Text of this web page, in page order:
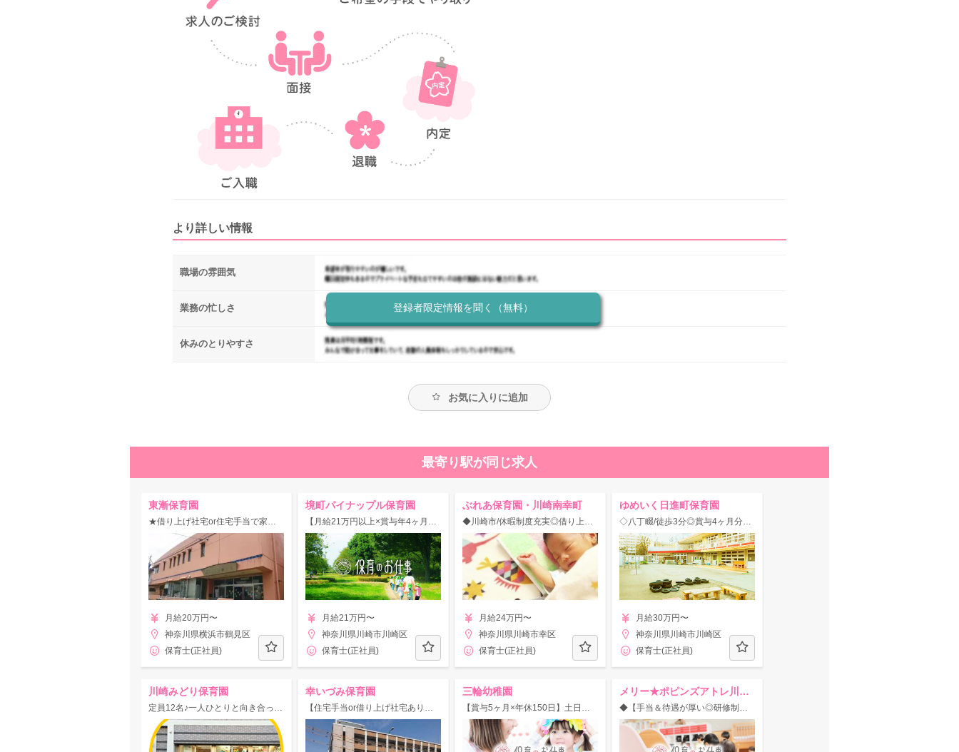
より詳しい情報
職場の雰囲気
業務の忙しさ
休みのとりやすさ
登録者限定情報を聞く（無料）
お気に入りに追加
最寄り駅が同じ求人
東漸保育園
★借り上げ社宅or住宅手当で家賃を節約★年休119日＋人間関係良好◎ピアノが苦手でも大丈夫！
月給20万円〜
神奈川県横浜市鶴見区
保育士(正社員)
境町パイナップル保育園
【月給21万円以上×賞与年4ヶ月】◇川崎駅/定員90名の保育園！
月給21万円〜
神奈川県川崎市川崎区
保育士(正社員)
ぶれあ保育園・川崎南幸町
◆川崎市/休暇制度充実◎借り上げ社宅制度あり♪「安心」「安全」「安定」を重視した保育園☆
月給24万円〜
神奈川県川崎市幸区
保育士(正社員)
ゆめいく日進町保育園
◇八丁畷/徒歩3分◎賞与4ヶ月分♪子どもたちが安心して遊べる環境づくりに取り組む定員100名の認可園★
月給30万円〜
神奈川県川崎市川崎区
保育士(正社員)
川崎みどり保育園
定員12名♪一人ひとりと向き合った保育ができるアットホームな保育園です！保育士さんとして成長できる環境でお仕事しませんか？
幸いづみ保育園
【住宅手当or借り上げ社宅あり◎】残業少なめでプライベートも充実★
三輪幼稚園
【賞与5ヶ月×年休150日】土日祝休み・残業なし♪春・夏休みあり◎定員が少なめの家庭的な幼稚園！
メリー★ポピンズアトレ川崎ルーム
◆【手当＆待遇が厚い◎研修制度充実♪】30ヶ所以上の認可保育園に加えグループ法人で多数運営！年休125日☆